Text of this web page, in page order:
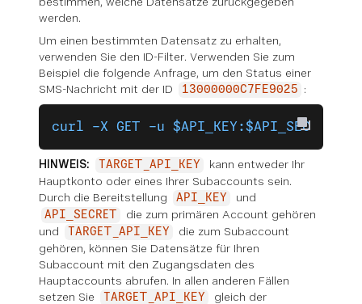
werden.
Um einen bestimmten Datensatz zu erhalten,
verwenden Sie den ID-Filter. Verwenden Sie zum
Beispiel die folgende Anfrage, um den Status einer
SMS-Nachricht mit der ID
13000000C7FE9025 :
curl -X GET -u $API_KEY:$API_SECRET
HINWEIS: TARGET_API_KEY
kann entweder Ihr
Hauptkonto oder eines Ihrer Subaccounts sein.
Durch die Bereitstellung
API_KEY und
API_SECRET
die zum primären Account gehören
und
TARGET_API_KEY
die zum Subaccount
gehören, können Sie Datensätze für Ihren
Subaccount mit den Zugangsdaten des
Hauptaccounts abrufen. In allen anderen Fällen
setzen Sie
TARGET_API_KEY gleich der